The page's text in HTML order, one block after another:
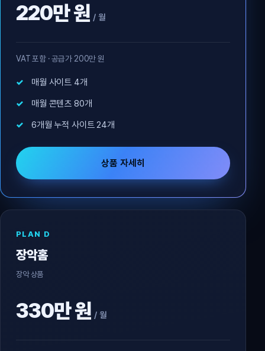
220만 원 / 월
VAT 포함 · 공급가 200만 원
매월 사이트 4개
매월 콘텐츠 80개
6개월 누적 사이트 24개
상품 자세히
PLAN D
장악홈
장악 상품
330만 원 / 월